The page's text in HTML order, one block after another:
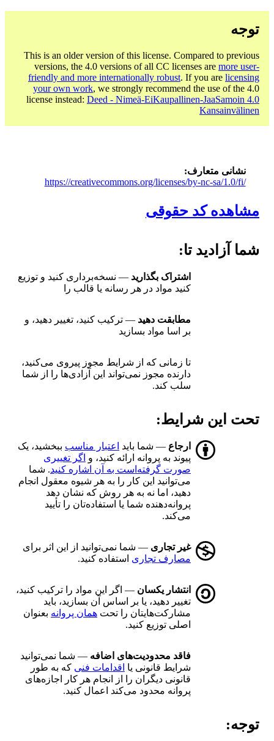
توجه
This is an older version of this license. Compared to previous
versions, the 4.0 versions of all CC licenses are more user-
friendly and more internationally robust. If you are licensing
your own work, we strongly recommend the use of the 4.0
license instead: Deed - Nimeä-EiKaupallinen-JaaSamoin 4.0
Kansainvälinen
نشانی متعارف
https://creativecommons.org/licenses/by-nc-sa/1.0/fi/
مشاهده کد حقوقی
شما آزادید تا:
اشتراک بگذارید — نسخه‌برداری کنید و توزیع
کنید مواد در هر رسانه یا قالب را
مطابقت دهید — ترکیب کنید، تغییر دهید، و
بر اسا مواد بسازید
تا زمانی که از شرایط مجوز پیروی می‌کنید،
دارنده مجوز نمی‌تواند این آزادی‌ها را از شما
سلب کند.
تحت این شرایط:
ارجاع — شما باید اعتبار مناسب ببخشید، یک
پیوند به پروانه ارائه کنید، و اگر تغییری
صورت گرفته‌است به آن اشاره کنید. شما
می‌توانید این کار را به هر شیوه معقول انجام
دهید، اما نه به هر روش که نشان دهد
پروانه‌دهنده شما یا استفاده‌تان را تأیید
می‌کند.
غیر تجاری — شما نمی‌توانید از این اثر برای
مصارف تجاری استفاده کنید.
انتشار یکسان — اگر این مواد را ترکیب کنید،
تغییر دهید، یا بر اساس آن بسازید، باید
مشارکت‌هایتان را تحت همان پروانه بعنوان
اصلی توزیع کنید.
فاقد محدودیت‌های اضافه — شما نمی‌توانید
شرایط قانونی یا اقدامات فنی که به طور
قانونی دیگران را از انجام هر کار اجازه‌های
پروانه محدود می‌کند اعمال کنید.
توجه: